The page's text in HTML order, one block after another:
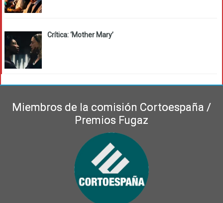
Crítica: ‘Mother Mary’
Miembros de la comisión Cortoespaña /
Premios Fugaz